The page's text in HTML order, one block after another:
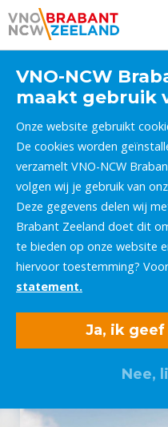
VNO-NCW
maakt gebruik
Onze website gebruikt
De cookies worden
verzamelt VNO-NCW
volgen wij je gebruik van
Deze gegevens delen wij
Brabant Zeeland doet dit
te bieden op onze website
hiervoor toestemming?
statement.
Ja, ik
Nee,